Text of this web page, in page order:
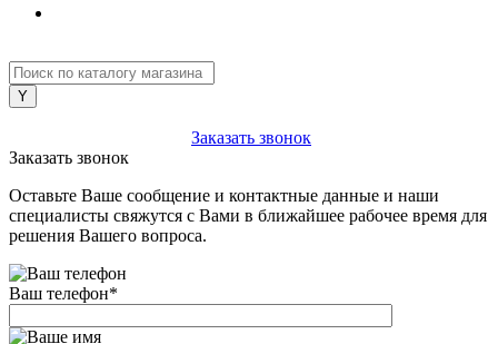
Заказать звонок
Заказать звонок
Оставьте Ваше сообщение и контактные данные и наши
специалисты свяжутся с Вами в ближайшее рабочее время для
решения Вашего вопроса.
Ваш телефон*